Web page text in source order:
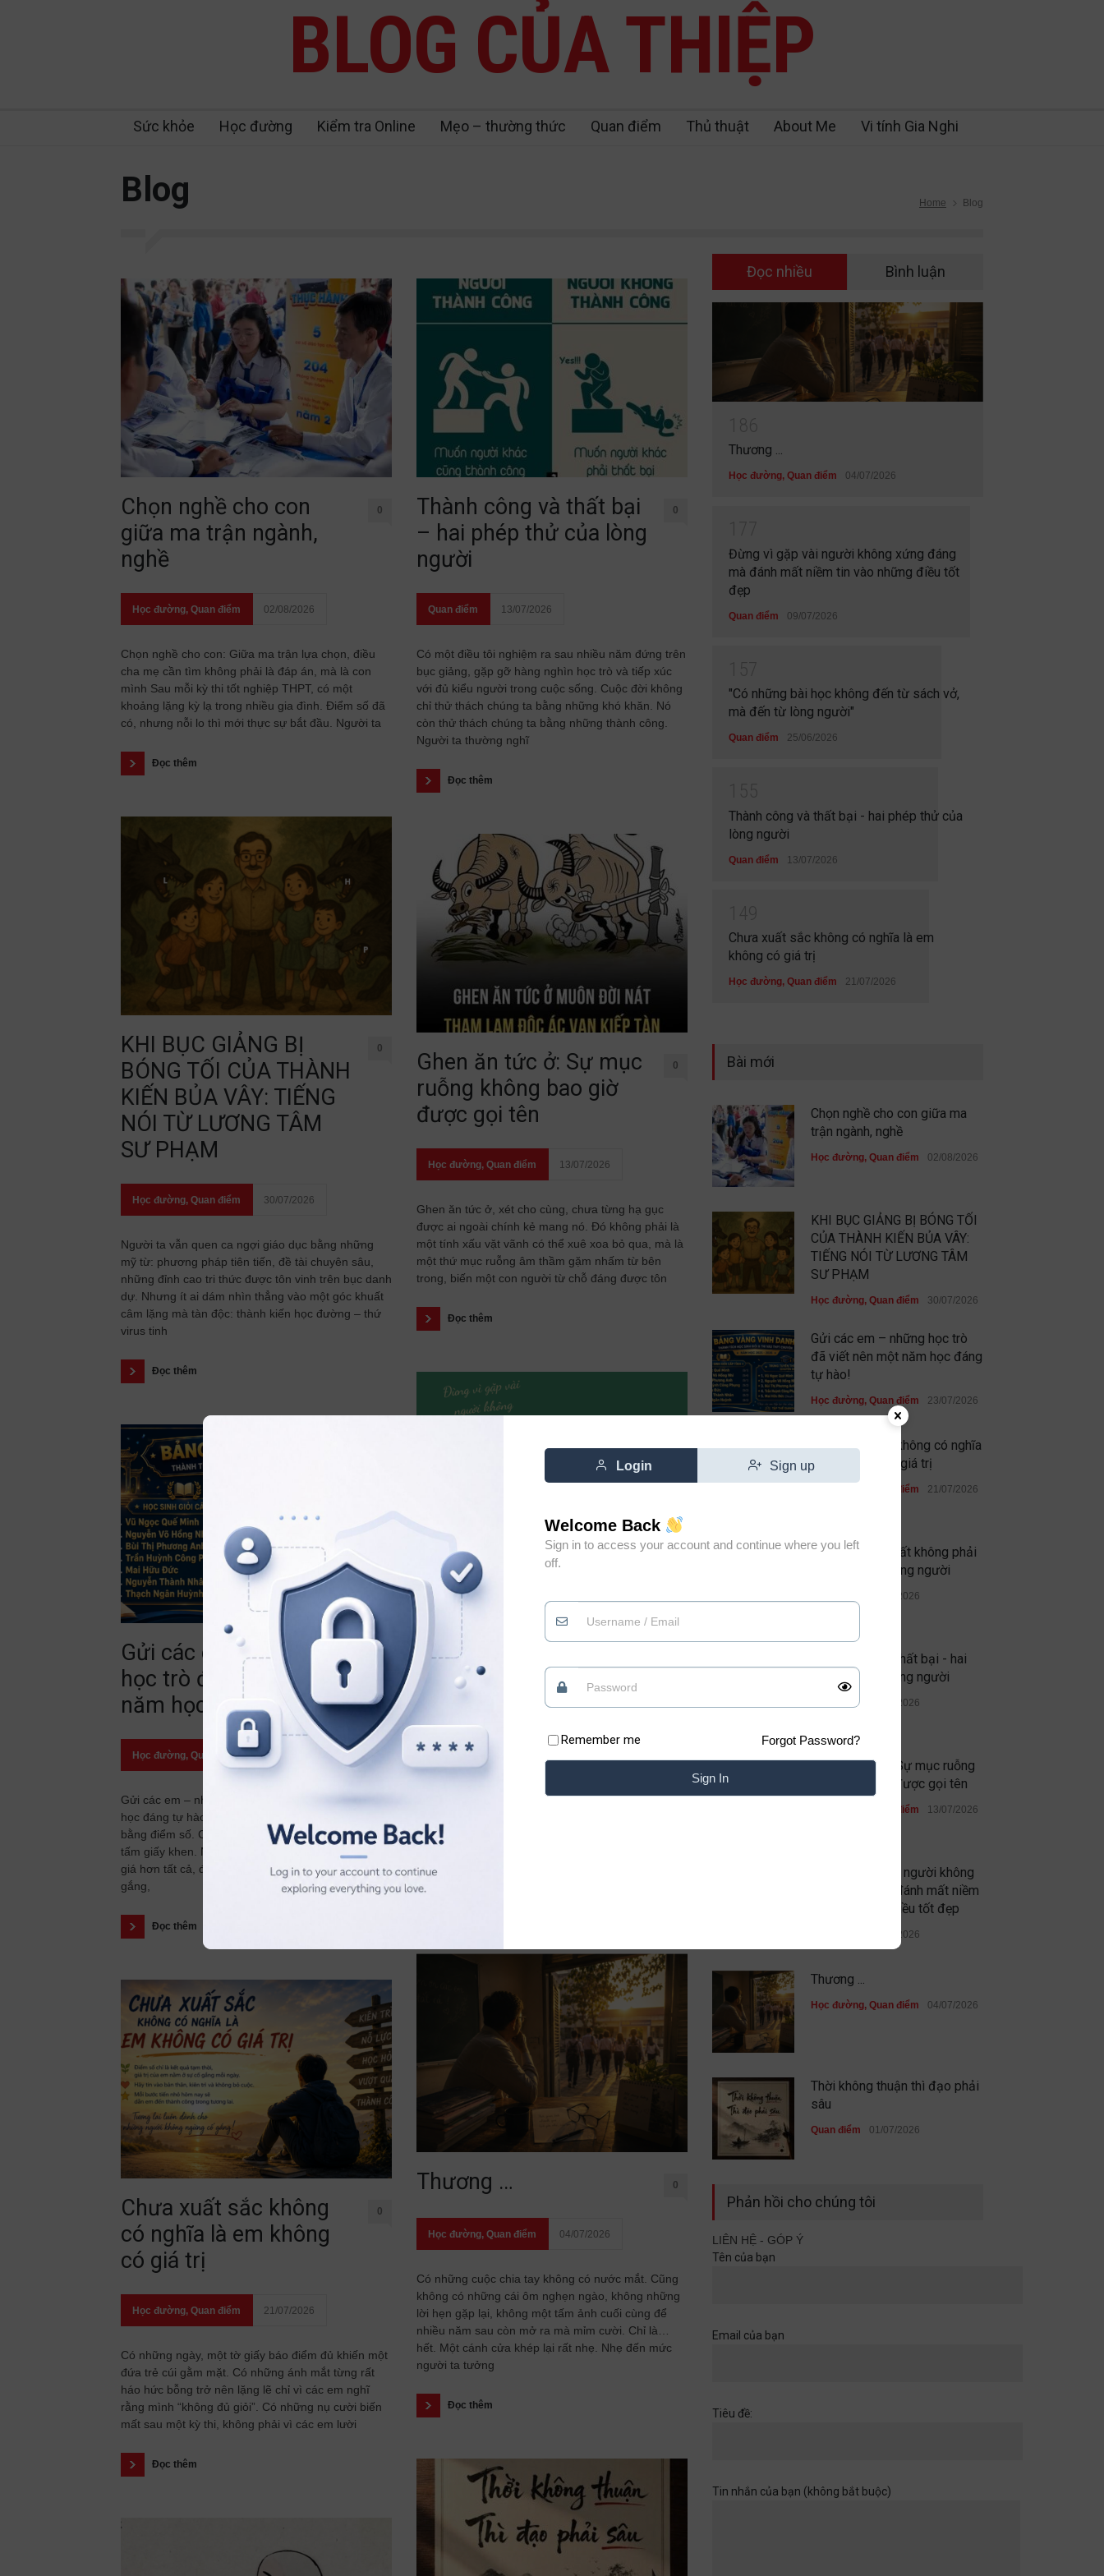
BLOG CỦA THIỆP
Sức khỏe Học đường Kiểm tra Online Mẹo – thường thức Quan điểm Thủ thuật About Me Vi tính Gia Nghi
Blog Home Blog
Chọn nghề cho con
giữa ma trận ngành,
nghề
0
Học đường, Quan điểm 02/08/2026
Chọn nghề cho con: Giữa ma trận lựa chọn, điều
cha mẹ cần tìm không phải là đáp án, mà là con
mình Sau mỗi kỳ thi tốt nghiệp THPT, có một
khoảng lặng kỳ lạ trong nhiều gia đình. Điểm số đã
có, nhưng nỗi lo thì mới thực sự bắt đầu. Người ta
Đọc thêm
KHI BỤC GIẢNG BỊ
BÓNG TỐI CỦA THÀNH
KIẾN BỦA VÂY: TIẾNG
NÓI TỪ LƯƠNG TÂM
SƯ PHẠM
0
Học đường, Quan điểm 30/07/2026
Người ta vẫn quen ca ngợi giáo dục bằng những
mỹ từ: phương pháp tiên tiến, đề tài chuyên sâu,
những đỉnh cao tri thức được tôn vinh trên bục danh
dự. Nhưng ít ai dám nhìn thẳng vào một góc khuất
câm lặng mà tàn độc: thành kiến học đường – thứ
virus tinh
Đọc thêm
Gửi các em – những
học trò đã viết nên một
năm học đáng tự hào!
Học đường, Quan điểm 23/07/2026
Gửi các em – những học trò đã viết nên một năm
học đáng tự hào! Có những thành tích được ghi
bằng điểm số. Có những thành tích được ghi bằng
tấm giấy khen. Nhưng có một thành tích còn quý
giá hơn tất cả, đó là những tháng ngày bền bỉ cố
gắng,
Đọc thêm
Chưa xuất sắc không
có nghĩa là em không
có giá trị
0
Học đường, Quan điểm 21/07/2026
Có những ngày, một tờ giấy báo điểm đủ khiến một
đứa trẻ cúi gằm mặt. Có những ánh mắt từng rất
háo hức bỗng trở nên lặng lẽ chỉ vì các em nghĩ
rằng mình “không đủ giỏi”. Có những nụ cười biến
mất sau một kỳ thi, không phải vì các em lười
Đọc thêm
Thành công và thất bại
– hai phép thử của lòng
người
0
Quan điểm 13/07/2026
Có một điều tôi nghiệm ra sau nhiều năm đứng trên
bục giảng, gặp gỡ hàng nghìn học trò và tiếp xúc
với đủ kiểu người trong cuộc sống. Cuộc đời không
chỉ thử thách chúng ta bằng những khó khăn. Nó
còn thử thách chúng ta bằng những thành công.
Người ta thường nghĩ
Đọc thêm
Ghen ăn tức ở: Sự mục
ruỗng không bao giờ
được gọi tên
0
Học đường, Quan điểm 13/07/2026
Ghen ăn tức ở, xét cho cùng, chưa từng hạ gục
được ai ngoài chính kẻ mang nó. Đó không phải là
một tính xấu vặt vãnh có thể xuê xoa bỏ qua, mà là
một thứ mục ruỗng âm thầm gặm nhấm từ bên
trong, biến một con người từ chỗ đáng được tôn
Đọc thêm
Đừng vì gặp vài người
không xứng đáng mà
đánh mất niềm tin vào
những điều tốt đẹp
0
Có những lúc, sống “chua” một chút mới giữ được
phần ngọt của đời mình Xin chào những tâm hồn
lại với Blog của Thiệp. Có những bài học của cuộc
đời không nằm trong sách vở. Chỉ cần lặng lẽ đứng
Thương … 0
Học đường, Quan điểm 04/07/2026
Có những cuộc chia tay không có nước mắt. Cũng
không có những cái ôm nghẹn ngào, không những
lời hẹn gặp lại, không một tấm ảnh cuối cùng để
nhiều năm sau còn mở ra mà mỉm cười. Chỉ là…
hết. Một cánh cửa khép lại rất nhẹ. Nhẹ đến mức
người ta tưởng
Đọc thêm
Đọc nhiều Bình luận
Thương ...
Học đường, Quan điểm 04/07/2026
Đừng vì gặp vài người không xứng đáng
mà đánh mất niềm tin vào những điều tốt
đẹp
Quan điểm 09/07/2026
"Có những bài học không đến từ sách vở,
mà đến từ lòng người"
Quan điểm 25/06/2026
Thành công và thất bại - hai phép thử của
lòng người
Quan điểm 13/07/2026
Chưa xuất sắc không có nghĩa là em
không có giá trị
Học đường, Quan điểm 21/07/2026
Bài mới
Chọn nghề cho con giữa ma
trận ngành, nghề
Học đường, Quan điểm 02/08/2026
KHI BỤC GIẢNG BỊ BÓNG TỐI
CỦA THÀNH KIẾN BỦA VÂY:
TIẾNG NÓI TỪ LƯƠNG TÂM
SƯ PHẠM
Học đường, Quan điểm 30/07/2026
Gửi các em – những học trò
đã viết nên một năm học đáng
tự hào!
Học đường, Quan điểm 23/07/2026
Chưa xuất sắc không có nghĩa
là em không có giá trị
Quan điểm 21/07/2026
Thứ đáng sợ nhất không phải
quỷ dữ, mà là lòng người
19/07/2026
Thành công và thất bại - hai
phép thử của lòng người
Quan điểm 13/07/2026
Ghen ăn tức ở: Sự mục ruỗng
không bao giờ được gọi tên
Quan điểm 13/07/2026
Đừng vì gặp vài người không
xứng đáng mà đánh mất niềm
tin vào những điều tốt đẹp
09/07/2026
Thương ...
Học đường, Quan điểm 04/07/2026
Thời không thuận thì đạo phải
sâu
Quan điểm 01/07/2026
Sau cùng, mình đã không đi
cùng nhau
Phản hồi cho chúng tôi
LIÊN HỆ - GÓP Ý
Tên của bạn
Email của bạn
Tiêu đề:
Tin nhắn của bạn (không bắt buộc)
Login Sign up
Welcome Back
Sign in to access your account and continue where you left
off.
Remember me Forgot Password?
Sign In